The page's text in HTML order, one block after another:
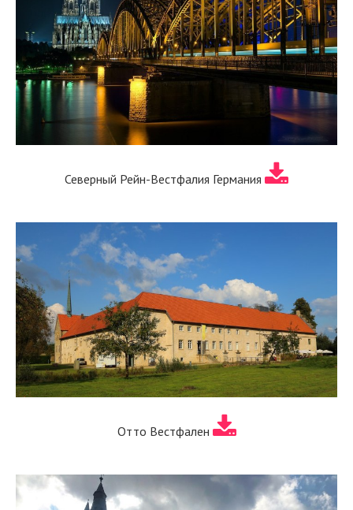
Северный Рейн-Вестфалия Германия
Отто Вестфален